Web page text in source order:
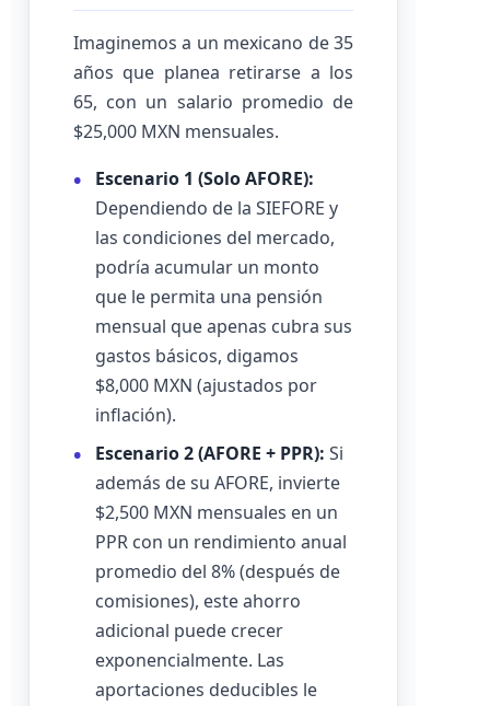
Imaginemos a un mexicano de 35
años que planea retirarse a los
65, con un salario promedio de
$25,000 MXN mensuales.
Escenario 1 (Solo AFORE):
Dependiendo de la SIEFORE y
las condiciones del mercado,
podría acumular un monto
que le permita una pensión
mensual que apenas cubra sus
gastos básicos, digamos
$8,000 MXN (ajustados por
inflación).
Escenario 2 (AFORE + PPR): Si
además de su AFORE, invierte
$2,500 MXN mensuales en un
PPR con un rendimiento anual
promedio del 8% (después de
comisiones), este ahorro
adicional puede crecer
exponencialmente. Las
aportaciones deducibles le